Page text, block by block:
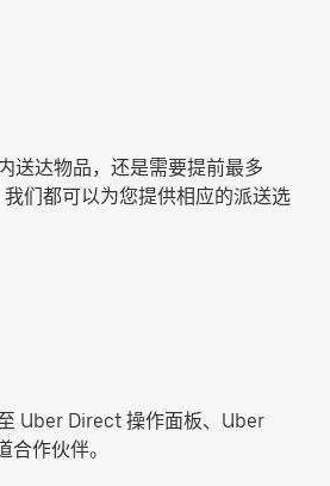
送达物品，还是需要提前最多
们都可以为您提供相应的派送选
Uber Direct 操作面板、Uber
作伙伴。